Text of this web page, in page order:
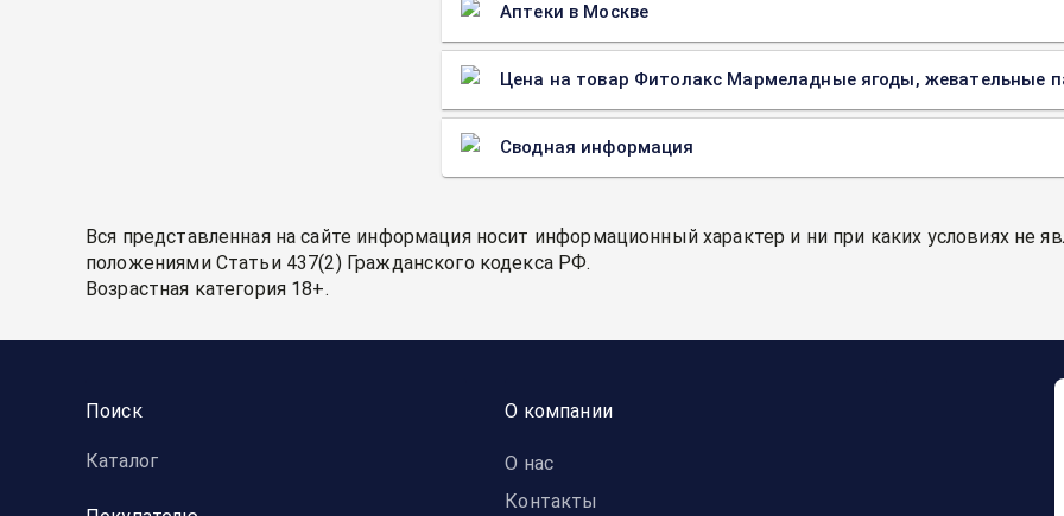
Аптеки в Москве
Цена на товар Фитолакс Мармеладные ягоды, жевательные
Сводная информация
Вся представленная на сайте информация носит информационный характер и ни при каких условиях не
положениями Статьи 437(2) Гражданского кодекса РФ.
Возрастная категория 18+.
Поиск
Каталог
О компании
О нас
Контакты